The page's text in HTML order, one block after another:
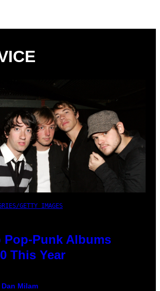
GETTY IMAGES
Pop-Punk Albums
This Year
Dan Milam